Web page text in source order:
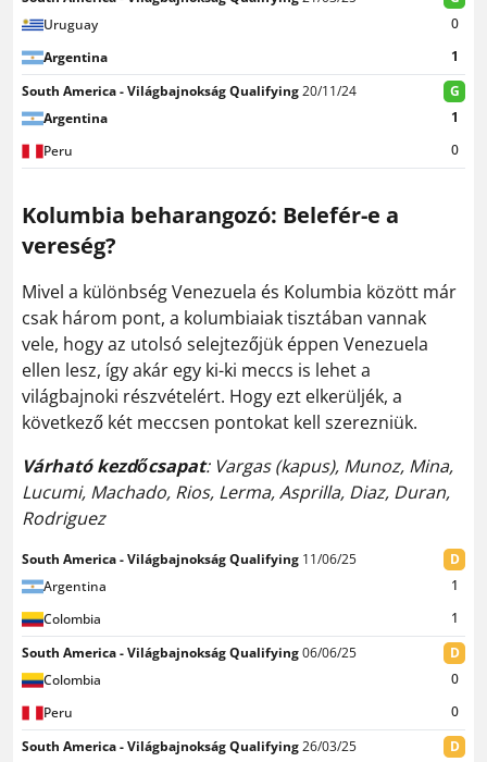
Uruguay
0
Argentina
1
South America - Világbajnokság Qualifying20/11/24 G
Peru 0
Argentina 1
Kolumbia beharangozó: Belefér-e a
vereség?
Mivel a különbség Venezuela és Kolumbia között már
csak három pont, a kolumbiaiak tisztában vannak
vele, hogy az utolsó selejtezőjük éppen Venezuela
ellen lesz, így akár egy ki-ki meccs is lehet a
világbajnoki részvételért. Hogy ezt elkerüljék, a
következő két meccsen pontokat kell szerezniük.
Várható kezdőcsapat: Vargas (kapus), Munoz, Mina,
Lucumi, Machado, Rios, Lerma, Asprilla, Diaz, Duran,
Rodriguez
South America - Világbajnokság Qualifying 11/06/25
D
Argentina
1
Colombia
1
South America - Világbajnokság Qualifying06/06/25 D
Peru 0
Colombia 0
South America - Világbajnokság Qualifying26/03/25 D